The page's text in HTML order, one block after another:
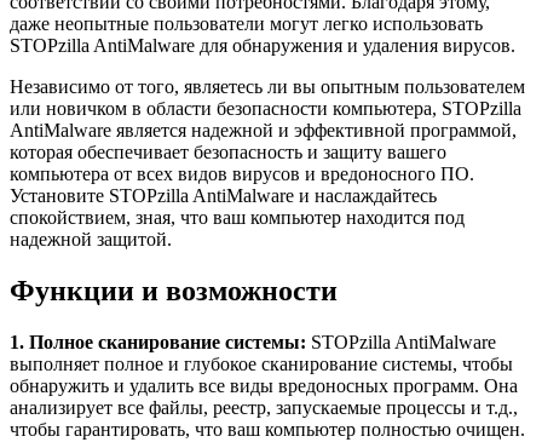
даже неопытные пользователи могут легко использовать
STOPzilla AntiMalware для обнаружения и удаления вирусов.
Независимо от того, являетесь ли вы опытным пользователем
или новичком в области безопасности компьютера, STOPzilla
AntiMalware является надежной и эффективной программой,
которая обеспечивает безопасность и защиту вашего
компьютера от всех видов вирусов и вредоносного ПО.
Установите STOPzilla AntiMalware и наслаждайтесь
спокойствием, зная, что ваш компьютер находится под
надежной защитой.
Функции и возможности
1. Полное сканирование системы: STOPzilla AntiMalware
выполняет полное и глубокое сканирование системы, чтобы
обнаружить и удалить все виды вредоносных программ. Она
анализирует все файлы, реестр, запускаемые процессы и т.д.,
чтобы гарантировать, что ваш компьютер полностью очищен.